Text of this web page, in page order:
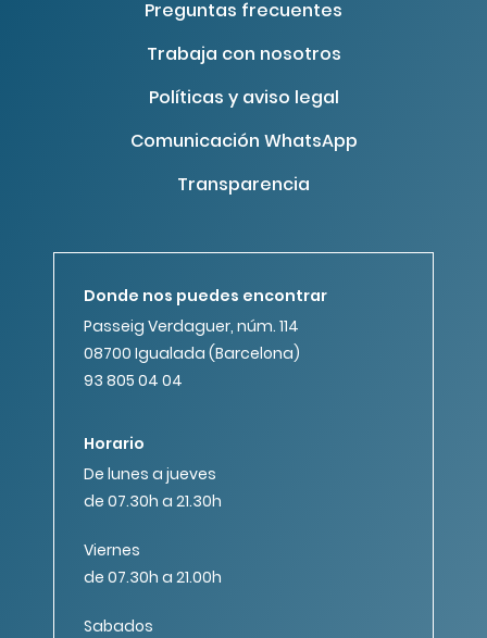
Preguntas frecuentes
Trabaja con nosotros
Políticas y aviso legal
Comunicación WhatsApp
Transparencia
Donde nos puedes encontrar
Passeig Verdaguer, núm. 114
08700 Igualada (Barcelona)
93 805 04 04
Horario
De lunes a jueves
de 07.30h a 21.30h
Viernes
de 07.30h a 21.00h
Sabados